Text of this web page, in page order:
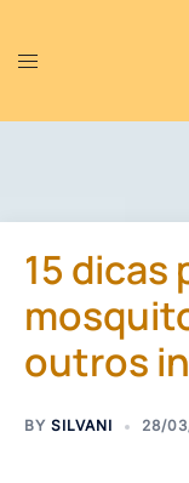
15 dicas
outros
BY SILVANI 28/